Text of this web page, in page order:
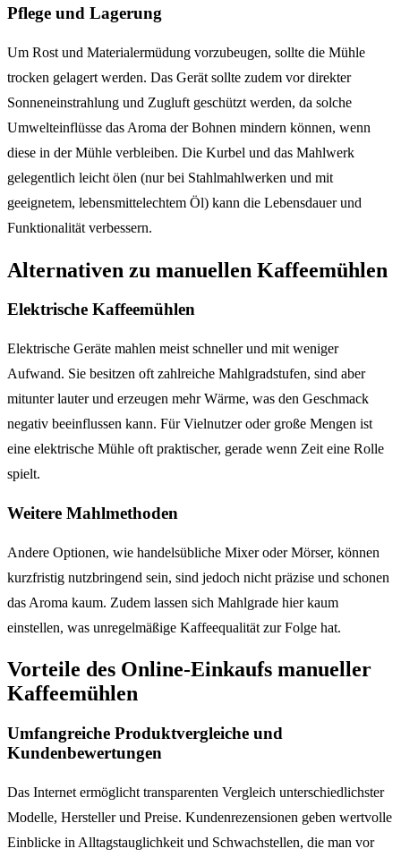
Pflege und Lagerung
Um Rost und Materialermüdung vorzubeugen, sollte die Mühle
trocken gelagert werden. Das Gerät sollte zudem vor direkter
Sonneneinstrahlung und Zugluft geschützt werden, da solche
Umwelteinflüsse das Aroma der Bohnen mindern können, wenn
diese in der Mühle verbleiben. Die Kurbel und das Mahlwerk
gelegentlich leicht ölen (nur bei Stahlmahlwerken und mit
geeignetem, lebensmittelechtem Öl) kann die Lebensdauer und
Funktionalität verbessern.
Alternativen zu manuellen Kaffeemühlen
Elektrische Kaffeemühlen
Elektrische Geräte mahlen meist schneller und mit weniger
Aufwand. Sie besitzen oft zahlreiche Mahlgradstufen, sind aber
mitunter lauter und erzeugen mehr Wärme, was den Geschmack
negativ beeinflussen kann. Für Vielnutzer oder große Mengen ist
eine elektrische Mühle oft praktischer, gerade wenn Zeit eine Rolle
spielt.
Weitere Mahlmethoden
Andere Optionen, wie handelsübliche Mixer oder Mörser, können
kurzfristig nutzbringend sein, sind jedoch nicht präzise und schonen
das Aroma kaum. Zudem lassen sich Mahlgrade hier kaum
einstellen, was unregelmäßige Kaffeequalität zur Folge hat.
Vorteile des Online-Einkaufs manueller
Kaffeemühlen
Umfangreiche Produktvergleiche und
Kundenbewertungen
Das Internet ermöglicht transparenten Vergleich unterschiedlichster
Modelle, Hersteller und Preise. Kundenrezensionen geben wertvolle
Einblicke in Alltagstauglichkeit und Schwachstellen, die man vor